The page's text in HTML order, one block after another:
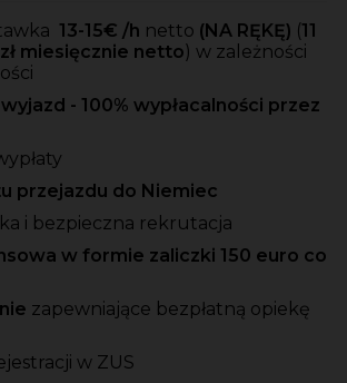
13-15€ /h netto (NA RĘKĘ) (11
miesięcznie netto) w zależności
- 100% wypłacalności przez
przejazdu do Niemiec
i bezpieczna rekrutacja
w formie zaliczki 150 euro co
zapewniające bezpłatną opiekę
w ZUS